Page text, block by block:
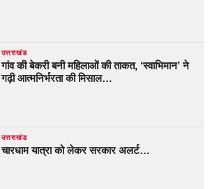
उत्तराखंड
गांव की बेकरी बनी महिलाओं की ताकत, ‘स्वाभिमान’ ने
गढ़ी आत्मनिर्भरता की मिसाल…
उत्तराखंड
चारधाम यात्रा को लेकर सरकार अलर्ट…